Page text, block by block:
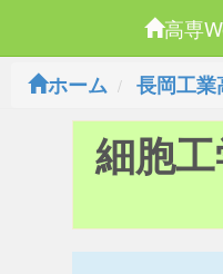
高専
ホーム
長岡工業
細胞